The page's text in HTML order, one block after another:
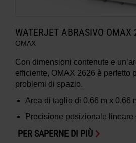
WATERJET ABRASIVO OMAX
OMAX
Con dimensioni contenute e
efficiente, OMAX 2626 è perfetto
problemi di spazio.
Area di taglio di 0,66 m x 0,66
Precisione posizionale lineare
PER SAPERNE DI PIÙ